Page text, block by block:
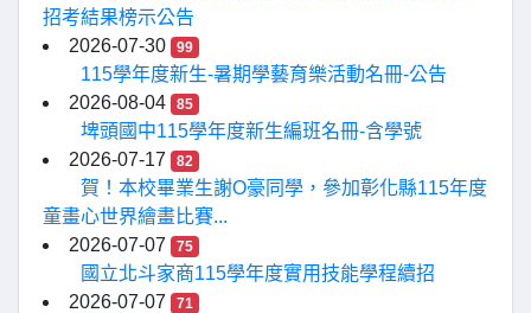
招考結果榜示公告
2026-07-30
99
115學年度新生-暑期學藝育樂活動名冊-公告
2026-08-04
85
埤頭國中115學年度新生編班名冊-含學號
2026-07-17
82
賀！本校畢業生謝O豪同學，參加彰化縣115年度
童畫心世界繪畫比賽...
2026-07-07
75
國立北斗家商115學年度實用技能學程續招
2026-07-07
71